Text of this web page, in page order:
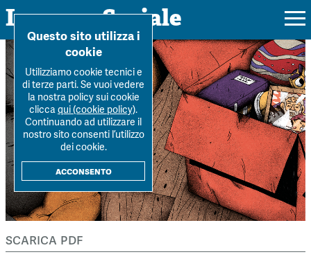
Impresa Sociale
Rivista
Ultimo numero
La Rivista
Submission
Colophon
Autori
Forum
Forum
Tutti gli articoli
Autori
Argomenti
Dossier
Tutti i dossier
Workshop Impresa Sociale 2021
Chi siamo
Contatti
Home Numero-1-2022
L’economia sociale nel
panorama europeo
scarica pdf
Questo sito utilizza i
cookie
Utilizziamo cookie tecnici e
di terze parti. Se vuoi vedere
la nostra policy sui cookie
cliccaqui (cookie policy).
Continuando ad utilizzare il
nostro sito consenti l’utilizzo
dei cookie.
acconsento